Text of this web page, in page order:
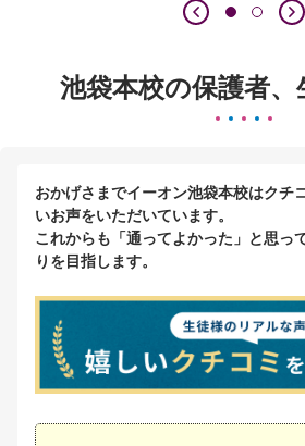
池袋本校の保護者、
おかげさまでイーオン池袋本校はクチ
いお声をいただいています。
これからも「通ってよかった」と思っ
りを目指します。